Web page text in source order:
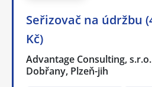
Seřizovač na údržbu
Kč)
Advantage Consulting, s.r.o.
Dobřany, Plzeň-jih